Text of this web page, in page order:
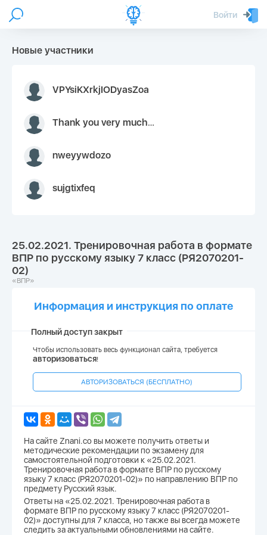
Войти
Новые участники
VPYsiKXrkjIODyasZoa
Thank you very much for your inquiry We appreciate you 9126052 https://youtube.com faceapple !
nweyywdozo
sujgtixfeq
25.02.2021. Тренировочная работа в формате
ВПР по русскому языку 7 класс (РЯ2070201-
02)
«ВПР»
Информация и инструкция по оплате
Полный доступ закрыт
Чтобы использовать весь функционал сайта, требуется
авторизоваться!
АВТОРИЗОВАТЬСЯ (БЕСПЛАТНО)
На сайте Znani.co вы можете получить ответы и
методические рекомендации по экзамену для
самостоятельной подготовки к «25.02.2021.
Тренировочная работа в формате ВПР по русскому
языку 7 класс (РЯ2070201-02)» по направлению ВПР по
предмету Русский язык.
Ответы на «25.02.2021. Тренировочная работа в
формате ВПР по русскому языку 7 класс (РЯ2070201-
02)» доступны для 7 класса, но также вы всегда можете
следить за актуальными обновлениями на сайте.